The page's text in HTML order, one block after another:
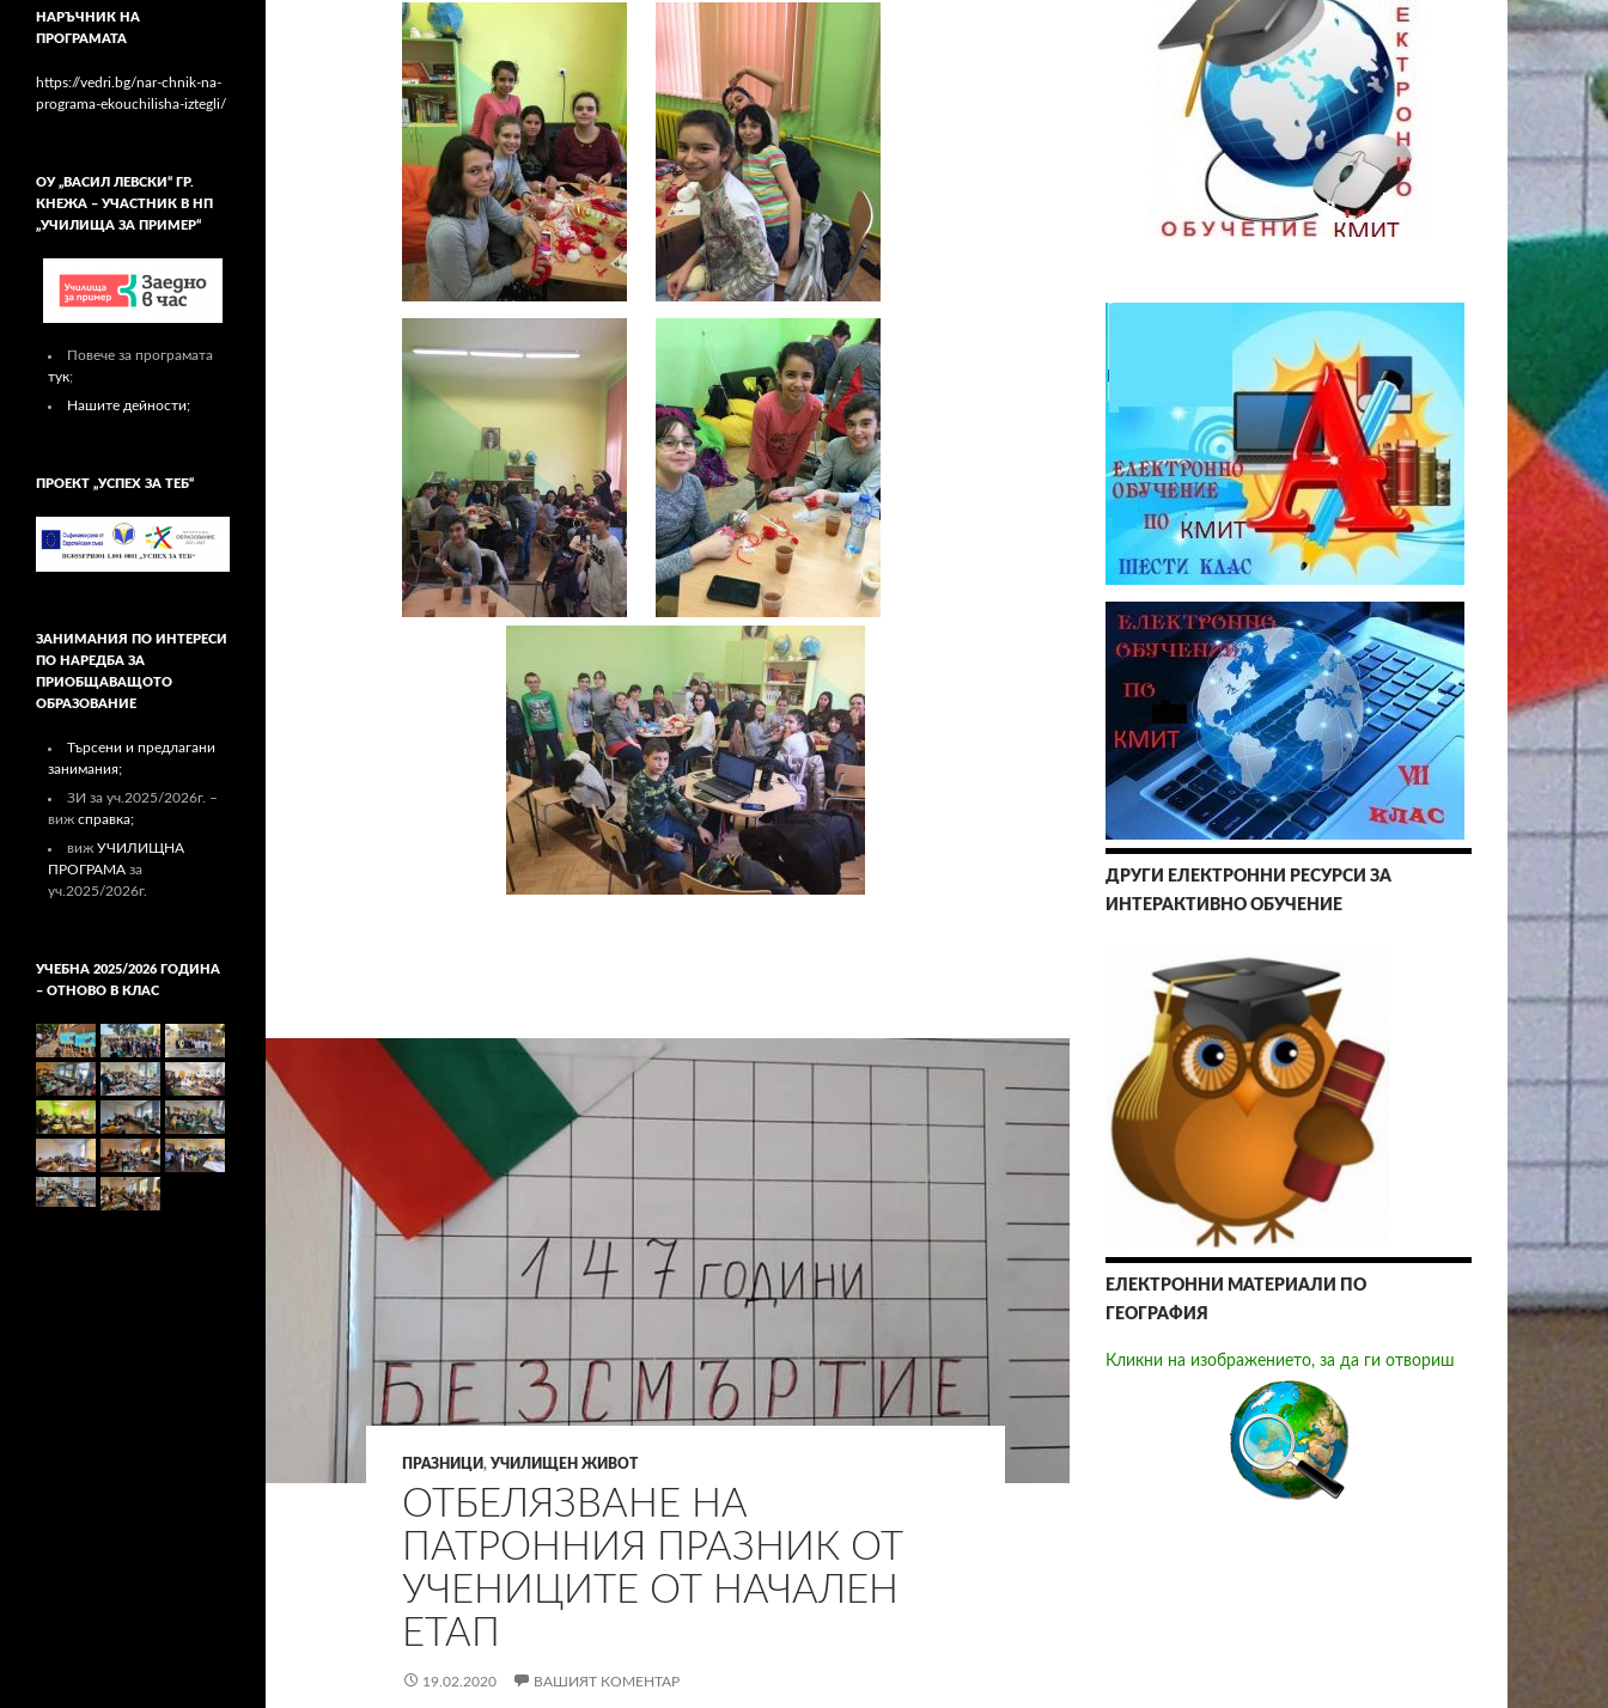
ПРАЗНИЦИ, УЧИЛИЩЕН ЖИВОТ
ОТБЕЛЯЗВАНЕ НА
ПАТРОННИЯ ПРАЗНИК ОТ
УЧЕНИЦИТЕ ОТ НАЧАЛЕН
ЕТАП
19.02.2020 ВАШИЯТ КОМЕНТАР
ДРУГИ ЕЛЕКТРОННИ РЕСУРСИ ЗА
ИНТЕРАКТИВНО ОБУЧЕНИЕ
ЕЛЕКТРОННИ МАТЕРИАЛИ ПО
ГЕОГРАФИЯ
Кликни на изображението, за да ги отвориш
НАРЪЧНИК НА
ПРОГРАМАТА
https://vedri.bg/nar-chnik-na-
programa-ekouchilisha-iztegli/
ОУ „ВАСИЛ ЛЕВСКИ“ ГР.
КНЕЖА – УЧАСТНИК В НП
„УЧИЛИЩА ЗА ПРИМЕР“
Повече за програмата
тук;
Нашите дейности;
ПРОЕКТ „УСПЕХ ЗА ТЕБ“
ЗАНИМАНИЯ ПО ИНТЕРЕСИ
ПО НАРЕДБА ЗА
ПРИОБЩАВАЩОТО
ОБРАЗОВАНИЕ
Търсени и предлагани
занимания;
ЗИ за уч.2025/2026г. –
виж справка;
виж УЧИЛИЩНА
ПРОГРАМА за
уч.2025/2026г.
УЧЕБНА 2025/2026 ГОДИНА
– ОТНОВО В КЛАС